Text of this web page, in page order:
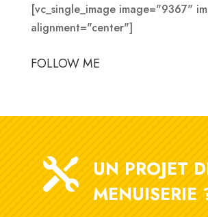
[vc_single_image image="9367"
alignment="center"]
FOLLOW ME

UN PROJET
MENUISERIE